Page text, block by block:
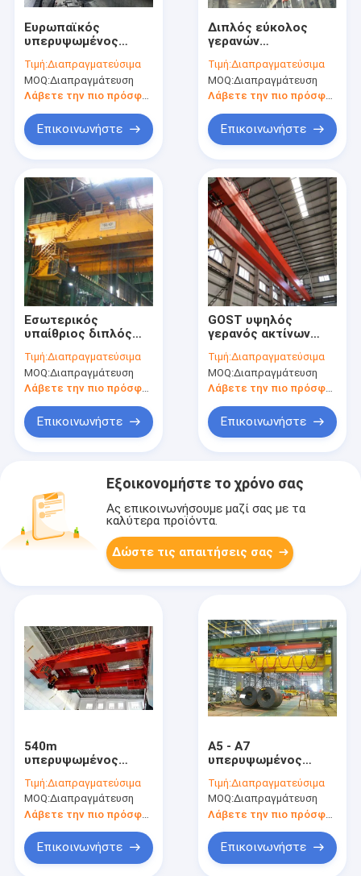
Ευρωπαϊκός
υπερυψωμένος
Τιμή:Διαπραγματεύσιμα
MOQ:Διαπραγμάτευση
Λάβετε την πιο πρόσφατη τιμή
Επικοινωνήστε
Διπλός εύκολος
γερανών
ταξιδιού δοκών
χαλυβουργείου που
χρησιμοποιείται
Τιμή:Διαπραγματεύσιμα
MOQ:Διαπραγμάτευση
Επικοινωνήστε
Εσωτερικός
υπαίθριος διπλός
γερανός δοκών 150
τόνος γερανός
γεφυρών 50 τόνου
Τιμή:Διαπραγματεύσιμα
MOQ:Διαπραγμάτευση
Λάβετε την πιο πρόσφατη τιμή
Επικοινωνήστε
GOST υψηλός
γερανός ακτίνων
10T διπλός για τη
χημική βιομηχανία
Τιμή:Διαπραγματεύσιμα
MOQ:Διαπραγμάτευση
Λάβετε την πιο πρόσφατη τιμή
Επικοινωνήστε
Εξοικονομήστε το χρόνο σας
Ας επικοινωνήσουμε μαζί σας με τα
καλύτερα προϊόντα.
Δώστε τις απαιτήσεις σας
540m
υπερυψωμένος
έκτασης διπλός
γερανός γεφυρών 20
τόνου
Τιμή:Διαπραγματεύσιμα
MOQ:Διαπραγμάτευση
Λάβετε την πιο πρόσφατη τιμή
Επικοινωνήστε
A5 - A7
υπερυψωμένος
γερανών δοκών
χαλυβουργείου
διπλός
Τιμή:Διαπραγματεύσιμα
MOQ:Διαπραγμάτευση
Επικοινωνήστε